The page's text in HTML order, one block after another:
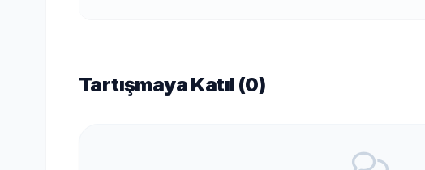
Tartışmaya Katıl (0)